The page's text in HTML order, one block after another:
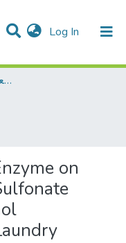
Log In (current)
Dissertations & Theses الرسائل الجامعية
on